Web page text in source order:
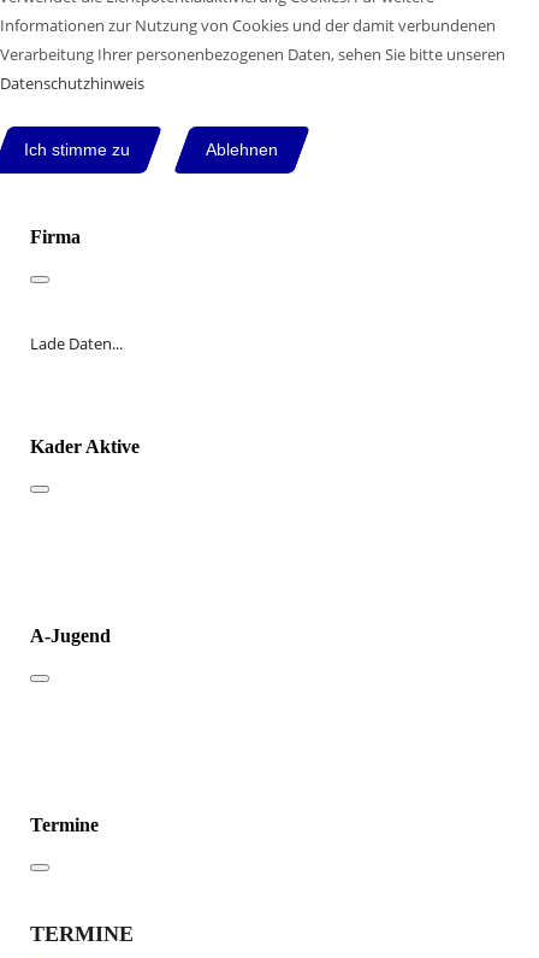
Informationen zur Nutzung von Cookies und der damit verbundenen
Verarbeitung Ihrer personenbezogenen Daten, sehen Sie bitte unseren
Datenschutzhinweis
Ich stimme zu Ablehnen
Firma
Lade Daten...
Kader Aktive
A-Jugend
Termine
TERMINE